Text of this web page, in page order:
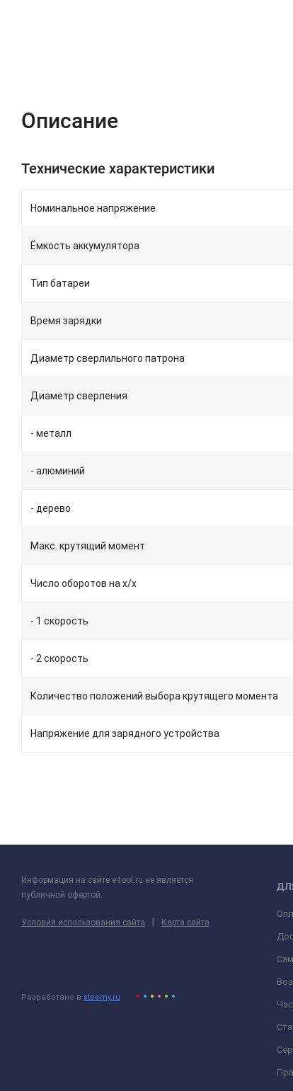
Описание
Технические характеристики
Номинальное напряжение
Ёмкость аккумулятора
Тип батареи
Время зарядки
Диаметр сверлильного патрона
Диаметр сверления
- металл
- алюминий
- дерево
Макс. крутящий момент
Число оборотов на х/х
- 1 скорость
- 2 скорость
Количество положений выбора крутящего момента
Напряжение для зарядного устройства
Информация на сайте e-tool.ru не является
публичной офертой.
Условия использования сайта Карта сайта
Разработано в steemy.ru